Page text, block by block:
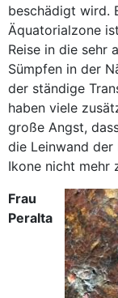
beschädigt wird.
Äquatorialzone
Reise in die sehr
Sümpfen in der
der ständige
haben viele
große Angst,
die Leinwand der
Ikone nicht mehr
Frau
Peralta